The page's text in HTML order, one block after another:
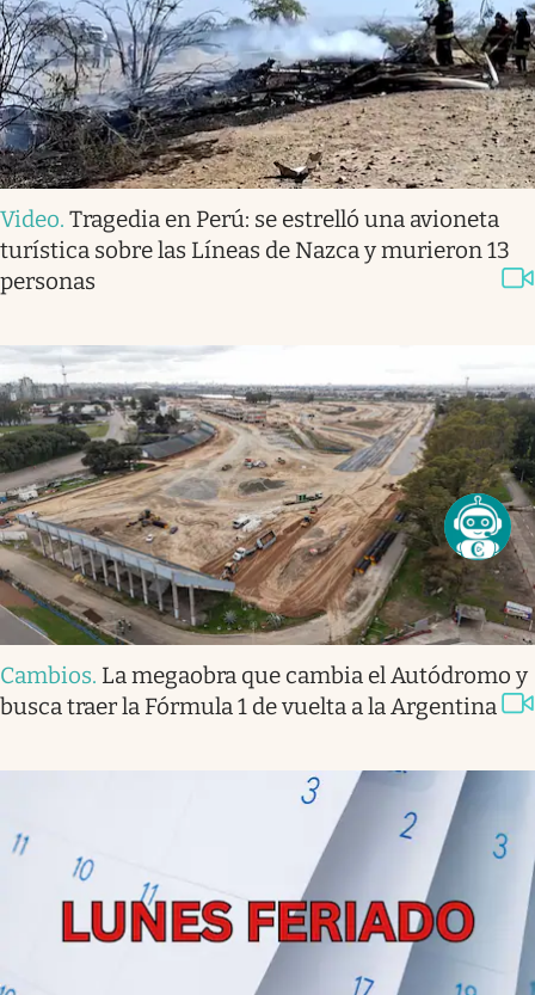
Video. Tragedia en Perú: se estrelló una avioneta
turística sobre las Líneas de Nazca y murieron 13
personas
Cambios. La megaobra que cambia el Autódromo y
busca traer la Fórmula 1 de vuelta a la Argentina